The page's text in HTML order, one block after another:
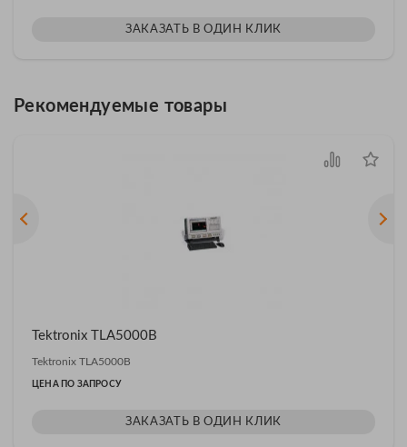
ЗАКАЗАТЬ В ОДИН КЛИК
Рекомендуемые товары
Tektronix TLA5000B
Tektronix TLA5000B
ЦЕНА ПО ЗАПРОСУ
ЗАКАЗАТЬ В ОДИН КЛИК